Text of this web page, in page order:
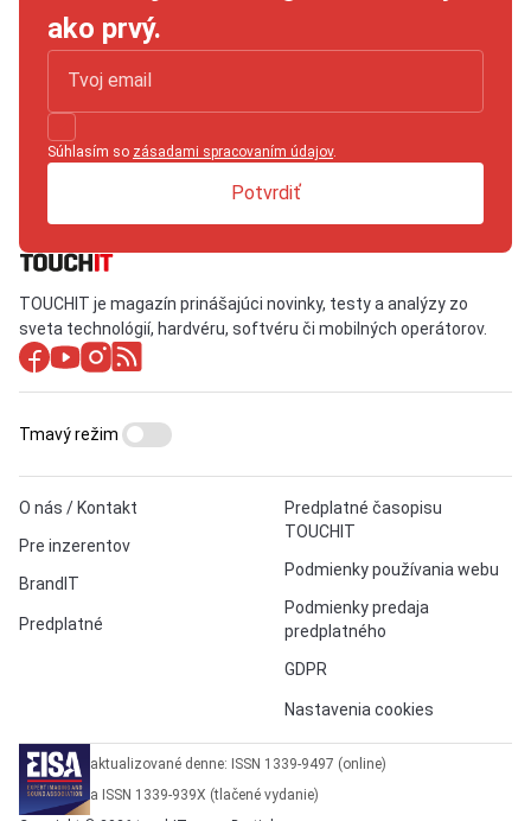
ako prvý.
Súhlasím so zásadami spracovaním údajov.
Potvrdiť
TOUCHIT je magazín prinášajúci novinky, testy a analýzy zo
sveta technológií, hardvéru, softvéru či mobilných operátorov.
O nás / Kontakt
Pre inzerentov
BrandIT
Predplatné
Predplatné časopisu
TOUCHIT
Podmienky používania webu
Podmienky predaja
predplatného
GDPR
Nastavenia cookies
Tmavý režim
aktualizované denne: ISSN 1339-9497 (online)
a ISSN 1339-939X (tlačené vydanie)